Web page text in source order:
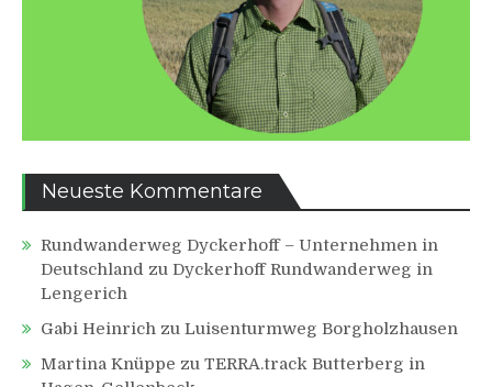
Neueste Kommentare
Rundwanderweg Dyckerhoff – Unternehmen in
Deutschland zu Dyckerhoff Rundwanderweg in
Lengerich
Gabi Heinrich zu Luisenturmweg Borgholzhausen
Martina Knüppe zu TERRA.track Butterberg in